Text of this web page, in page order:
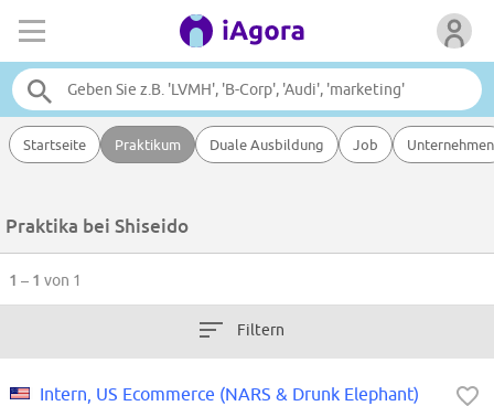
Startseite Praktikum Duale Ausbildung Job Unternehmen
Praktika bei Shiseido
1 – 1 von 1
Filtern
Intern, US Ecommerce (NARS & Drunk Elephant)